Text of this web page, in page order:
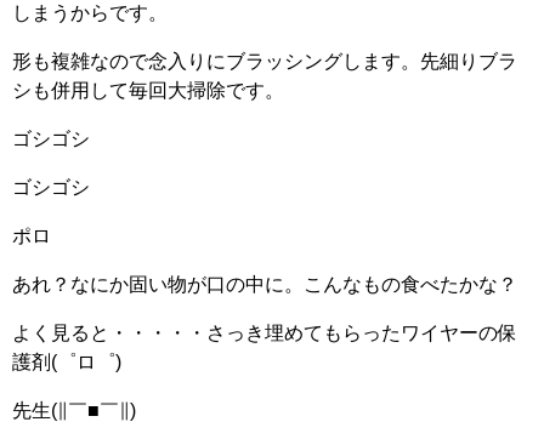
しまうからです。
形も複雑なので念入りにブラッシングします。先細りブラ
シも併用して毎回大掃除です。
ゴシゴシ
ゴシゴシ
ポロ
あれ？なにか固い物が口の中に。こんなもの食べたかな？
よく見ると・・・・・さっき埋めてもらったワイヤーの保
護剤(゜ロ゜)
先生(∥￣■￣∥)